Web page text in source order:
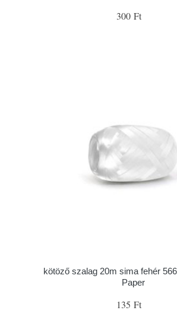
300 Ft
kötöző szalag 20m sima fehér
Paper
135 Ft